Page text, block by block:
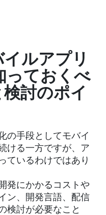
ルアプリ
っておくべ
討のポイ
の手段としてモバイ
ける一方ですが、ア
ているわけではあり
発にかかるコストや
ン、開発言語、配信
検討が必要なこと